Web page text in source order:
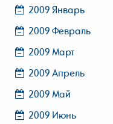
2009 Январь
2009 Февраль
2009 Март
2009 Апрель
2009 Май
2009 Июнь